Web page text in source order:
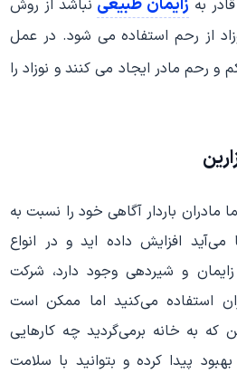
به
نباشد از روش
از رحم استفاده می شود. در عمل
و رحم مادر ایجاد می کنند و نوزاد را
باردار آگاهی خود را نسبت به
می‌آید افزایش داده اید و در انواع
و شیردهی وجود دارد، شرکت
استفاده می‌کنید اما ممکن است
که به خانه برمی‌گردید چه کارهایی
پیدا کرده و بتوانید با سلامت